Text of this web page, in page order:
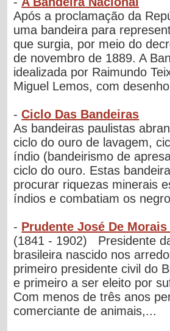
Após a proclamação da
uma bandeira para
que surgia, por meio do
de novembro de 1889. A
idealizada por Raimundo
Miguel Lemos, com
-Ciclo Das Bandeiras
As bandeiras paulistas
ciclo do ouro de lavagem,
índio (bandeirismo de
ciclo do ouro. Estas
procurar riquezas minerais
índios e combatiam os
- Prudente José De
(1841 - 1902) Presidente
brasileira nascido nos
primeiro presidente civil do
e primeiro a ser eleito por
Com menos de três anos
comerciante de animais,...